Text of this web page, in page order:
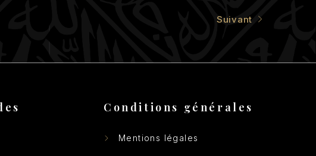
Suivant
Conditions générales
Mentions légales